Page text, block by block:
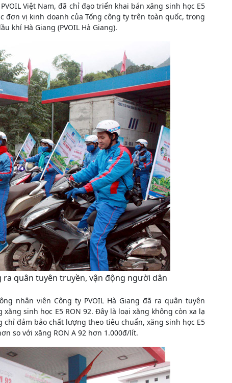
Việt Nam, đã chỉ đạo triển khai bán xăng sinh học E5
đơn vị kinh doanh của Tổng công ty trên toàn quốc, trong
khí Hà Giang (PVOIL Hà Giang).
ra quân tuyên truyền, vận động người dân
nhân viên Công ty PVOIL Hà Giang đã ra quân tuyên
sinh học E5 RON 92. Đây là loại xăng không còn xa lạ
đảm bảo chất lượng theo tiêu chuẩn, xăng sinh học E5
so với xăng RON A 92 hơn 1.000đ/lít.